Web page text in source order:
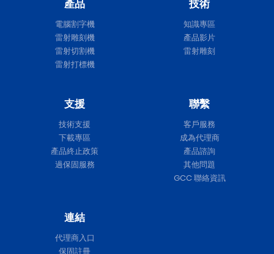
產品
電腦割字機
雷射雕刻機
雷射切割機
雷射打標機
技術
知識專區
產品影片
雷射雕刻
支援
技術支援
下載專區
產品終止政策
過保固服務
聯繫
客戶服務
成為代理商
產品諮詢
其他問題
GCC 聯絡資訊
連結
代理商入口
保固註冊